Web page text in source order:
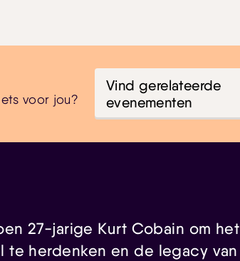
voor jou?
Vind gerelateerde
evenementen
27-jarige Kurt Cobain om het
te herdenken en de legacy van